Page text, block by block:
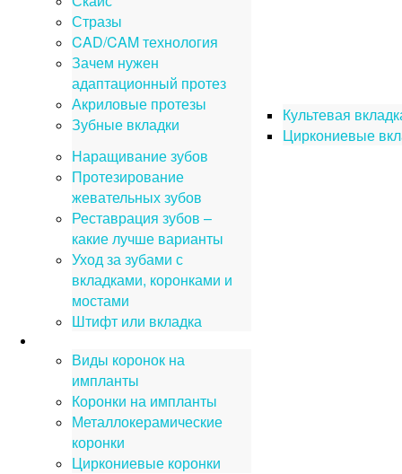
Стразы
CAD/CAM технология
Зачем нужен
адаптационный протез
Акриловые протезы
Зубные вкладки
Культевая
Циркониевые
Наращивание зубов
Протезирование
жевательных зубов
Реставрация зубов –
какие лучше варианты
Уход за зубами с
вкладками, коронками и
мостами
Штифт или вкладка
Виды коронок на
импланты
Коронки на импланты
Металлокерамические
коронки
Циркониевые коронки